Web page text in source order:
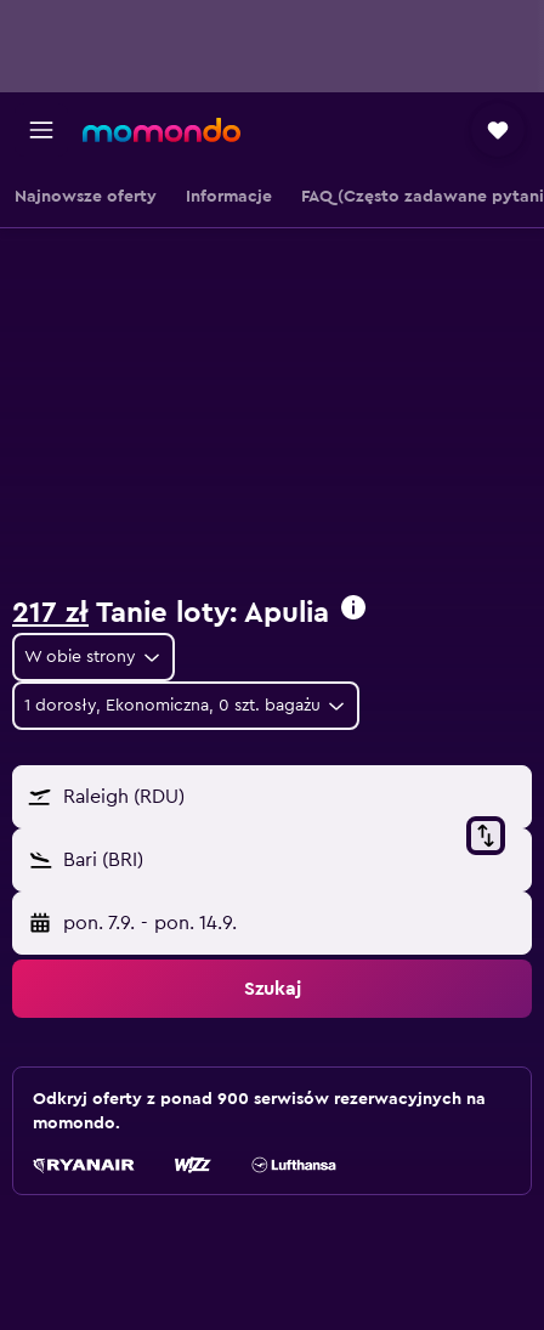
Najnowsze oferty Informacje FAQ (Często zadawane
217 zł Tanie loty: Apulia
W obie strony
1 dorosły, Ekonomiczna, 0 szt. bagażu
Raleigh (RDU)
Bari (BRI)
pon. 7.9. - pon. 14.9.
Szukaj
Odkryj oferty z ponad 900 serwisów rezerwacyjnych na
momondo.